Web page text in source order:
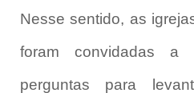
Nesse sentido, as
foram convidadas a
perguntas para